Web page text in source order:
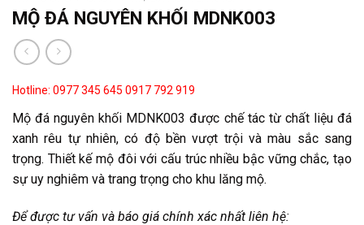
MỘ ĐÁ NGUYÊN KHỐI MDNK003
Hotline: 0977 345 645 0917 792 919
Mộ đá nguyên khối MDNK003 được chế tác từ chất liệu đá
xanh rêu tự nhiên, có độ bền vượt trội và màu sắc sang
trọng. Thiết kế mộ đôi với cấu trúc nhiều bậc vững chắc, tạo
sự uy nghiêm và trang trọng cho khu lăng mộ.
Để được tư vấn và báo giá chính xác nhất liên hệ: